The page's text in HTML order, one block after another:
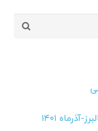
۱۴۰۱